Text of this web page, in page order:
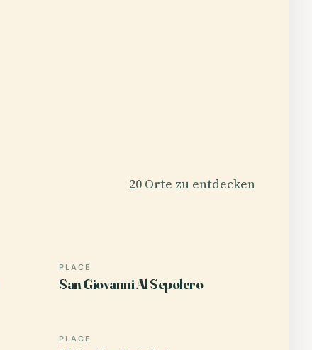
20 Orte zu entdecken
PLACE
San Giovanni Al Sepolcro
PLACE